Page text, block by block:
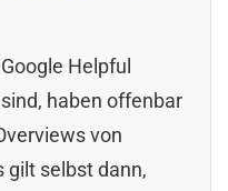
Helpful
haben offenbar
von
gilt selbst dann,